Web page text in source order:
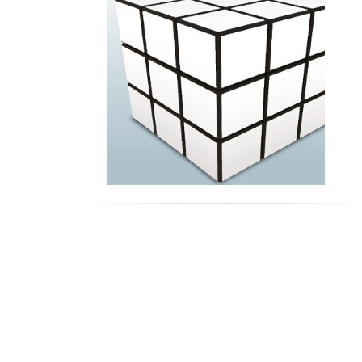
Edile, costruzioni e grandi opere
Commercio all'ingrosso e servizi connessi
Grande distribuzione, distribuzione organizzata e
servizi connessi
Alberghi e ristoranti
Trasporti
Turismo
Telecomunicazioni (servizi)
Banche e parabancario